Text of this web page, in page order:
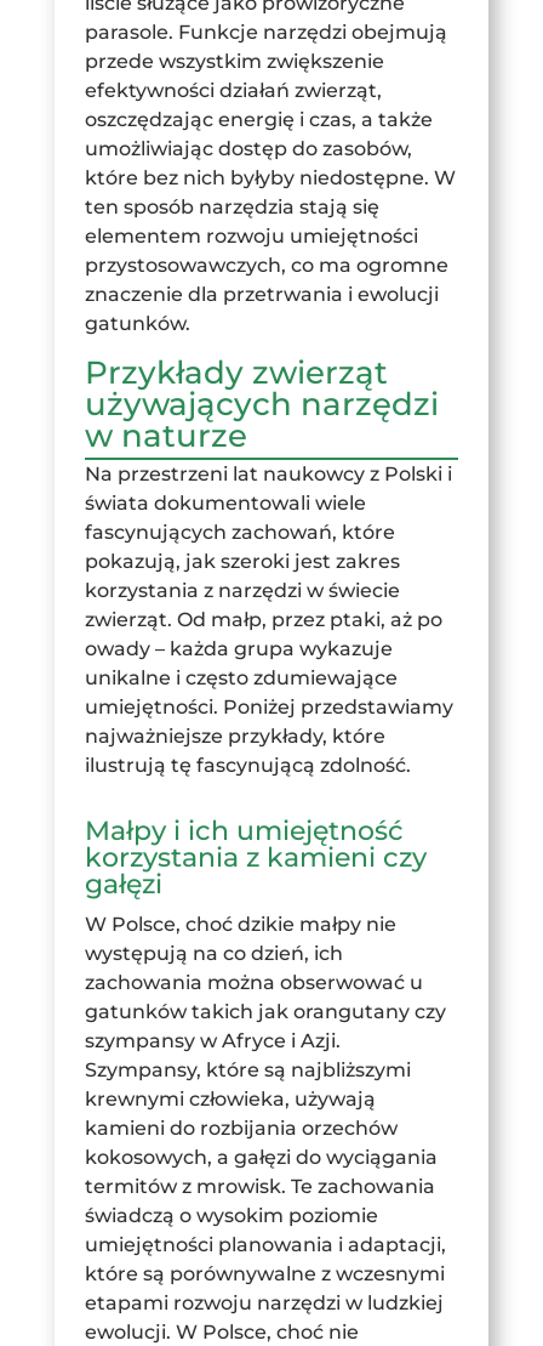
parasole. Funkcje narzędzi obejmują
przede wszystkim zwiększenie
efektywności działań zwierząt,
oszczędzając energię i czas, a także
umożliwiając dostęp do zasobów,
które bez nich byłyby niedostępne. W
ten sposób narzędzia stają się
elementem rozwoju umiejętności
przystosowawczych, co ma ogromne
znaczenie dla przetrwania i ewolucji
gatunków.
Przykłady zwierząt
używających narzędzi
w naturze
Na przestrzeni lat naukowcy z Polski i
świata dokumentowali wiele
fascynujących zachowań, które
pokazują, jak szeroki jest zakres
korzystania z narzędzi w świecie
zwierząt. Od małp, przez ptaki, aż po
owady – każda grupa wykazuje
unikalne i często zdumiewające
umiejętności. Poniżej przedstawiamy
najważniejsze przykłady, które
ilustrują tę fascynującą zdolność.
Małpy i ich umiejętność
korzystania z kamieni czy
gałęzi
W Polsce, choć dzikie małpy nie
występują na co dzień, ich
zachowania można obserwować u
gatunków takich jak orangutany czy
szympansy w Afryce i Azji.
Szympansy, które są najbliższymi
krewnymi człowieka, używają
kamieni do rozbijania orzechów
kokosowych, a gałęzi do wyciągania
termitów z mrowisk. Te zachowania
świadczą o wysokim poziomie
umiejętności planowania i adaptacji,
które są porównywalne z wczesnymi
etapami rozwoju narzędzi w ludzkiej
ewolucji. W Polsce, choć nie